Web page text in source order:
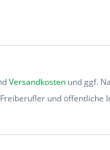
Versandkostenund ggf.
und öffentliche